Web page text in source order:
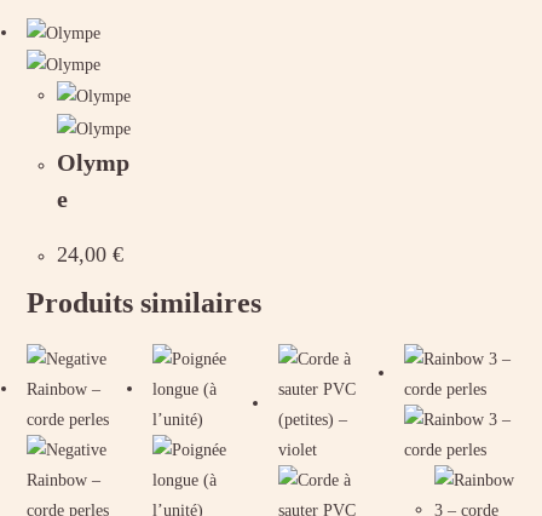
Olymp
e
24,00€
Produits similaires